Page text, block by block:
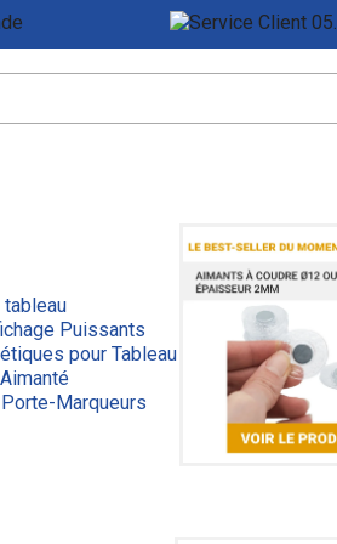
sur votre Commande
Puissants
pour Tableau
Marqueurs